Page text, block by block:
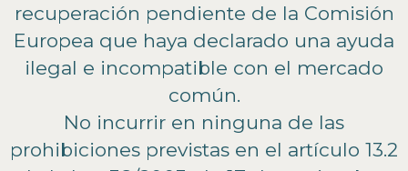
recuperación pendiente de la Comisión
Europea que haya declarado una ayuda
ilegal e incompatible con el mercado
común.
No incurrir en ninguna de las
prohibiciones previstas en el artículo 13.2